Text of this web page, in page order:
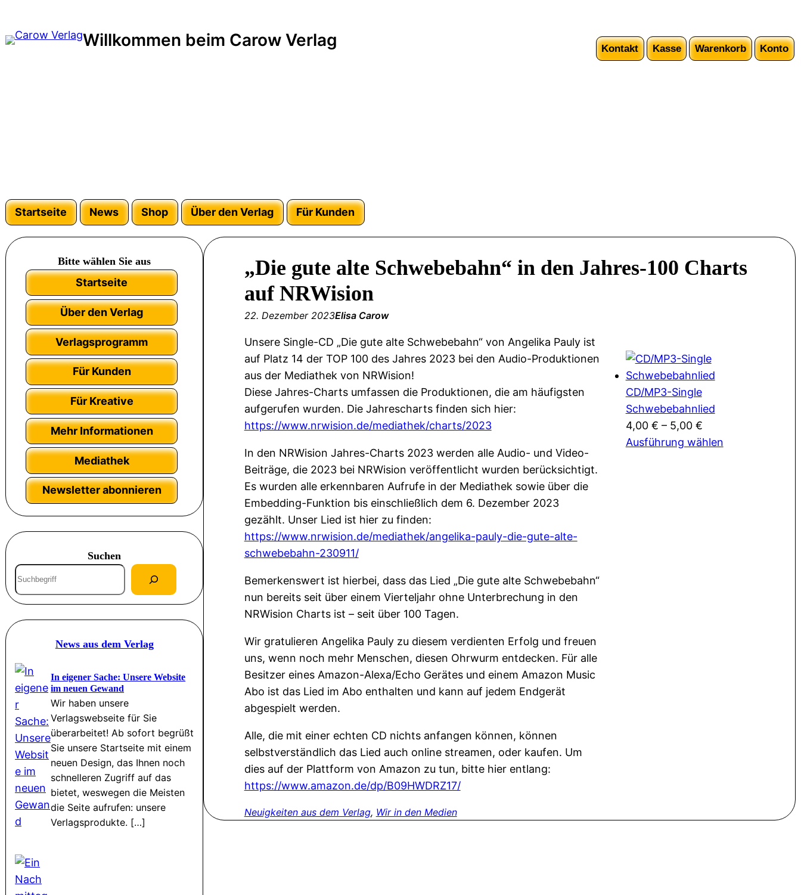
Inhalt
springen
Willkommen beim Carow Verlag Kontakt Kasse Warenkorb Konto
Startseite News Shop Über den Verlag Für Kunden
Bitte wählen Sie aus
Startseite
Über den Verlag
Verlagsprogramm
Für Kunden
Für Kreative
Mehr Informationen
Mediathek
Newsletter abonnieren
Suchen
S
u
c
h
News aus dem Verlag
In eigener Sache: Unsere Website
im neuen Gewand
Wir haben unsere
Verlagswebseite für Sie
überarbeitet! Ab sofort begrüßt
Sie unsere Startseite mit einem
neuen Design, das Ihnen noch
schnelleren Zugriff auf das
bietet, weswegen die Meisten
die Seite aufrufen: unsere
Verlagsprodukte. […]
„Die gute alte Schwebebahn“ in den Jahres-100 Charts
auf NRWision
22. Dezember 2023Elisa Carow
Unsere Single-CD „Die gute alte Schwebebahn“ von Angelika Pauly ist
auf Platz 14 der TOP 100 des Jahres 2023 bei den Audio-Produktionen
aus der Mediathek von NRWision!
Diese Jahres-Charts umfassen die Produktionen, die am häufigsten
aufgerufen wurden. Die Jahrescharts finden sich hier:
https://www.nrwision.de/mediathek/charts/2023
In den NRWision Jahres-Charts 2023 werden alle Audio- und Video-
Beiträge, die 2023 bei NRWision veröffentlicht wurden berücksichtigt.
Es wurden alle erkennbaren Aufrufe in der Mediathek sowie über die
Embedding-Funktion bis einschließlich dem 6. Dezember 2023
gezählt. Unser Lied ist hier zu finden:
https://www.nrwision.de/mediathek/angelika-pauly-die-gute-alte-
schwebebahn-230911/
Bemerkenswert ist hierbei, dass das Lied „Die gute alte Schwebebahn“
nun bereits seit über einem Vierteljahr ohne Unterbrechung in den
NRWision Charts ist – seit über 100 Tagen.
Wir gratulieren Angelika Pauly zu diesem verdienten Erfolg und freuen
uns, wenn noch mehr Menschen, diesen Ohrwurm entdecken. Für alle
Besitzer eines Amazon-Alexa/Echo Gerätes und einem Amazon Music
Abo ist das Lied im Abo enthalten und kann auf jedem Endgerät
abgespielt werden.
Alle, die mit einer echten CD nichts anfangen können, können
selbstverständlich das Lied auch online streamen, oder kaufen. Um
dies auf der Plattform von Amazon zu tun, bitte hier entlang:
https://www.amazon.de/dp/B09HWDRZ17/
CD/MP3-Single
Schwebebahnlied
4,00 € – 5,00 €
Ausführung wählen
Neuigkeiten aus dem Verlag, Wir in den Medien